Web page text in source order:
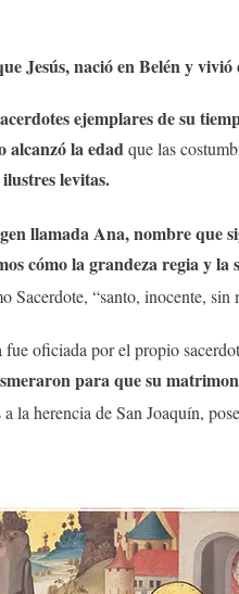
Jesús, nació en Belén y
ejemplares de su
alcanzó la edadque las
levitas.
llamada Ana, nombre que
cómo la grandeza regia y
Sacerdote, “santo, inocente,
oficiada por el propio
para que su
la herencia de San Joaquín,